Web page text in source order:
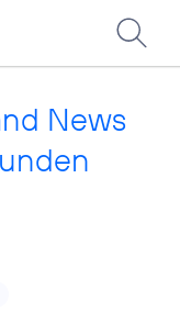
News